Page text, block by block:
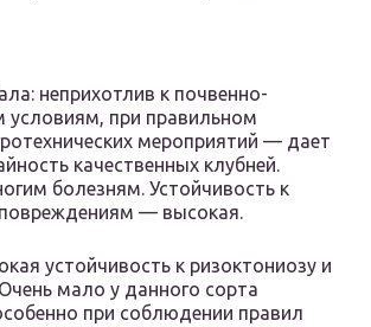
неприхотлив к почвенно-
условиям, при правильном
мероприятий — дает
качественных клубней.
болезням. Устойчивость к
— высокая.
устойчивость к ризоктониозу и
мало у данного сорта
при соблюдении правил